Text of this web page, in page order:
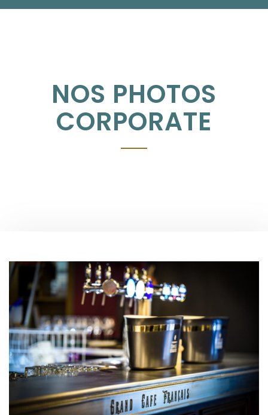
NOS PHOTOS
CORPORATE